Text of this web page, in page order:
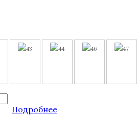
43 44 46 47
Подробнее